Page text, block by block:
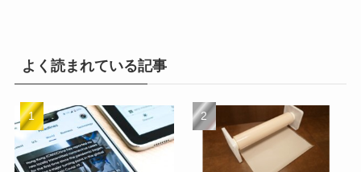
よく読まれている記事